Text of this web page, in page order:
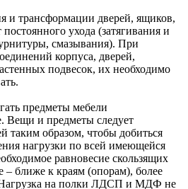
и трансформации дверей, ящиков,
ухода (затягивания и
смазывания). При
корпуса, дверей,
подвесок, их необходимо
предметы мебели
Вещи и предметы следует
таким образом, чтобы добиться
нагрузки по всей имеющейся
равновесие скользящих
– ближе к краям (опорам), более
Нагрузка на полки ЛДСП и МДФ не